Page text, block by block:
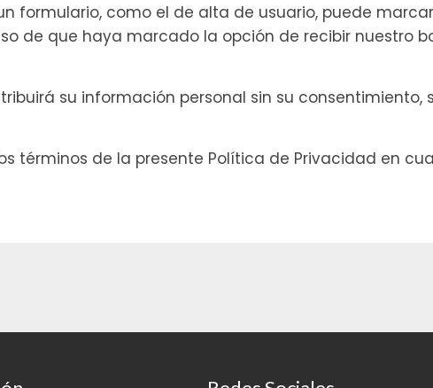
formulario, como el de alta de usuario, puede
de que haya marcado la opción de recibir nuestro
su información personal sin su consentimiento,
términos de la presente Política de Privacidad en